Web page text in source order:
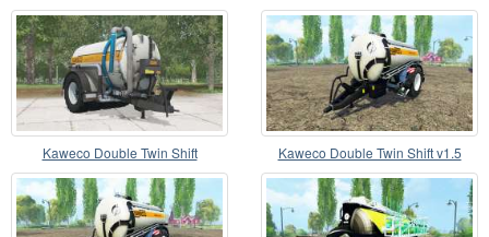
Kaweco Double Twin Shift Kaweco Double Twin Shift v1.5